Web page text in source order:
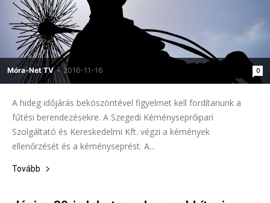
Móra-Net TV - 2016-11-16 0
A hideg időjárás beköszöntével figyelmet kell fordítanunk a
fűtési berendezésekre. A Szegedi Kéményseprőipari
Szolgáltató és Kereskedelmi Kft. végzi a kémények
ellenőrzését és a kéményseprést. A...
Tovább